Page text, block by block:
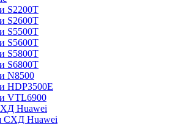
S2200T
S2600T
S5500T
S5600T
S5800T
S6800T
N8500
HDP3500E
VTL6900
Huawei
СХД Huawei